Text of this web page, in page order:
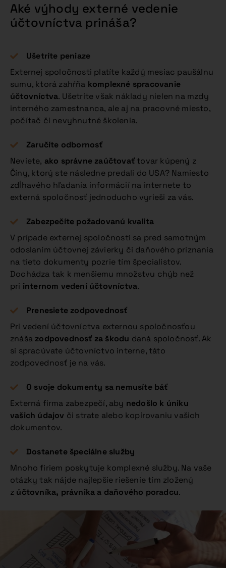
Aké výhody externé vedenie
účtovníctva prináša?
Ušetríte peniaze
Externej spoločnosti platíte každý mesiac paušálnu
sumu, ktorá zahŕňa komplexné spracovanie
účtovníctva. Ušetríte však náklady nielen na mzdy
interného zamestnanca, ale aj na pracovné miesto,
počítač či nevyhnutné školenia.
Zaručíte odbornosť
Neviete, ako správne zaúčtovať tovar kúpený z
Číny, ktorý ste následne predali do USA? Namiesto
zdĺhavého hľadania informácií na internete to
externá spoločnosť jednoducho vyrieši za vás.
Zabezpečíte požadovanú kvalita
V prípade externej spoločnosti sa pred samotným
odoslaním účtovnej závierky či daňového priznania
na tieto dokumenty pozrie tím špecialistov.
Dochádza tak k menšiemu množstvu chýb než
pri internom vedení účtovníctva.
Prenesiete zodpovednosť
Pri vedení účtovníctva externou spoločnosťou
znáša zodpovednosť za škodu daná spoločnosť. Ak
si spracúvate účtovníctvo interne, táto
zodpovednosť je na vás.
O svoje dokumenty sa nemusíte báť
Externá firma zabezpečí, aby nedošlo k úniku
vašich údajov či strate alebo kopírovaniu vašich
dokumentov.
Dostanete špeciálne služby
Mnoho firiem poskytuje komplexné služby. Na vaše
otázky tak nájde najlepšie riešenie tím zložený
z účtovníka, právnika a daňového poradcu.